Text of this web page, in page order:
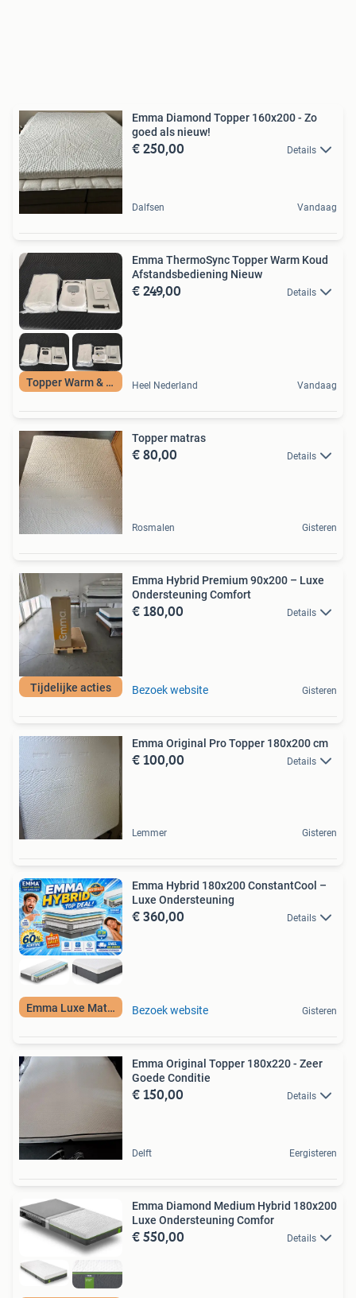
Emma Diamond Topper 160x200 - Zo
goed als nieuw!
€ 250,00 Details
Dalfsen Vandaag
Topper Warm & Koud
Emma ThermoSync Topper Warm Koud
Afstandsbediening Nieuw
€ 249,00 Details
Heel Nederland Vandaag
Topper matras
€ 80,00 Details
Rosmalen Gisteren
Tijdelijke acties
Emma Hybrid Premium 90x200 – Luxe
Ondersteuning Comfort
€ 180,00 Details
Bezoek website Gisteren
Emma Original Pro Topper 180x200 cm
€ 100,00 Details
Lemmer Gisteren
Emma Luxe Matras
Emma Hybrid 180x200 ConstantCool –
Luxe Ondersteuning
€ 360,00 Details
Bezoek website Gisteren
Emma Original Topper 180x220 - Zeer
Goede Conditie
€ 150,00 Details
Delft Eergisteren
Emma Diamond Medium Hybrid 180x200
Luxe Ondersteuning Comfor
€ 550,00 Details